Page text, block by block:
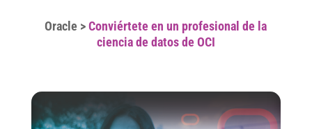
Oracle >Conviértete en un profesional de la
ciencia de datos de OCI